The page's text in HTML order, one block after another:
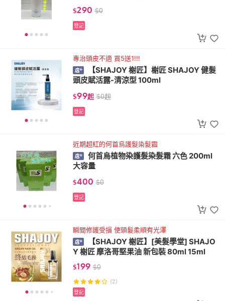
$290 $0
登記
專治頭皮不適 買5送1!!!
【SHAJOY 榭匠】榭匠 SHAJOY 健髮
頭皮賦活露-清涼型 100ml
$99起 $0起
登記
近期超紅的何首烏護髮染髮霜
何首烏植物染護髮染髮霜 六色 200ml
大容量
$400 $0
登記
瞬間修護受損 使頭髮柔順有光澤
【SHAJOY 榭匠】[美髮學堂] SHAJO
Y 榭匠 摩洛哥堅果油 新包裝 80ml 15ml
$199 $0
(2)
登記